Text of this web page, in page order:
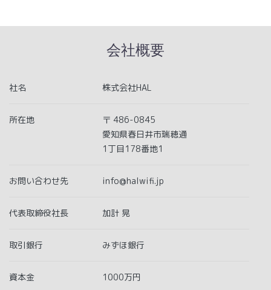
会社概要
社名 株式会社HAL
所在地
〒 486-0845
愛知県春日井市瑞穂通
1丁目178番地1
お問い合わせ先 info@halwifi.jp
代表取締役社長 加計 晃
取引銀行 みずほ銀行
資本金 1000万円